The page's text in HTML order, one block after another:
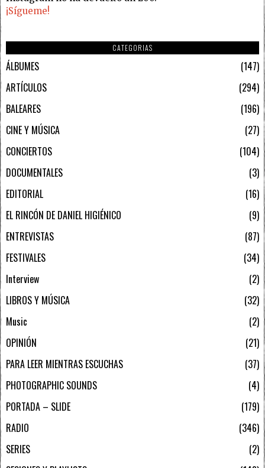
¡Sígueme!
CATEGORIAS
ÁLBUMES
147
ARTÍCULOS
294
BALEARES
196
CINE Y MÚSICA
27
CONCIERTOS
104
DOCUMENTALES
3
EDITORIAL
16
EL RINCÓN DE DANIEL HIGIÉNICO
9
ENTREVISTAS
87
FESTIVALES
34
Interview
2
LIBROS Y MÚSICA
32
Music
2
OPINIÓN
21
PARA LEER MIENTRAS ESCUCHAS
37
PHOTOGRAPHIC SOUNDS
4
PORTADA – SLIDE
179
RADIO
346
SERIES
2